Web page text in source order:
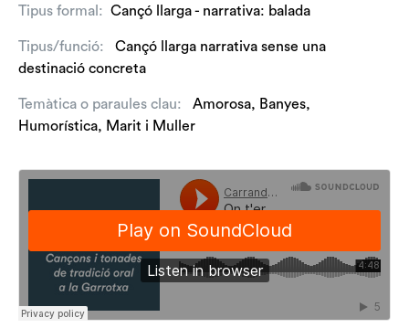
Tipus formal: Cançó llarga - narrativa: balada
Tipus/funció:
Cançó llarga narrativa sense una
destinació concreta
Temàtica o paraules clau: Amorosa, Banyes,
Humorística, Marit i Muller